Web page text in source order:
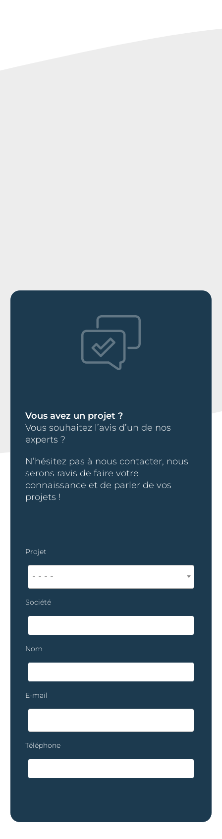
Vous avez un projet ?
Vous souhaitez l’avis d’un de nos
experts ?
N’hésitez pas à nous contacter, nous
serons ravis de faire votre
connaissance et de parler de vos
projets !
Projet
- - - -
Société
Nom
E-mail
Téléphone